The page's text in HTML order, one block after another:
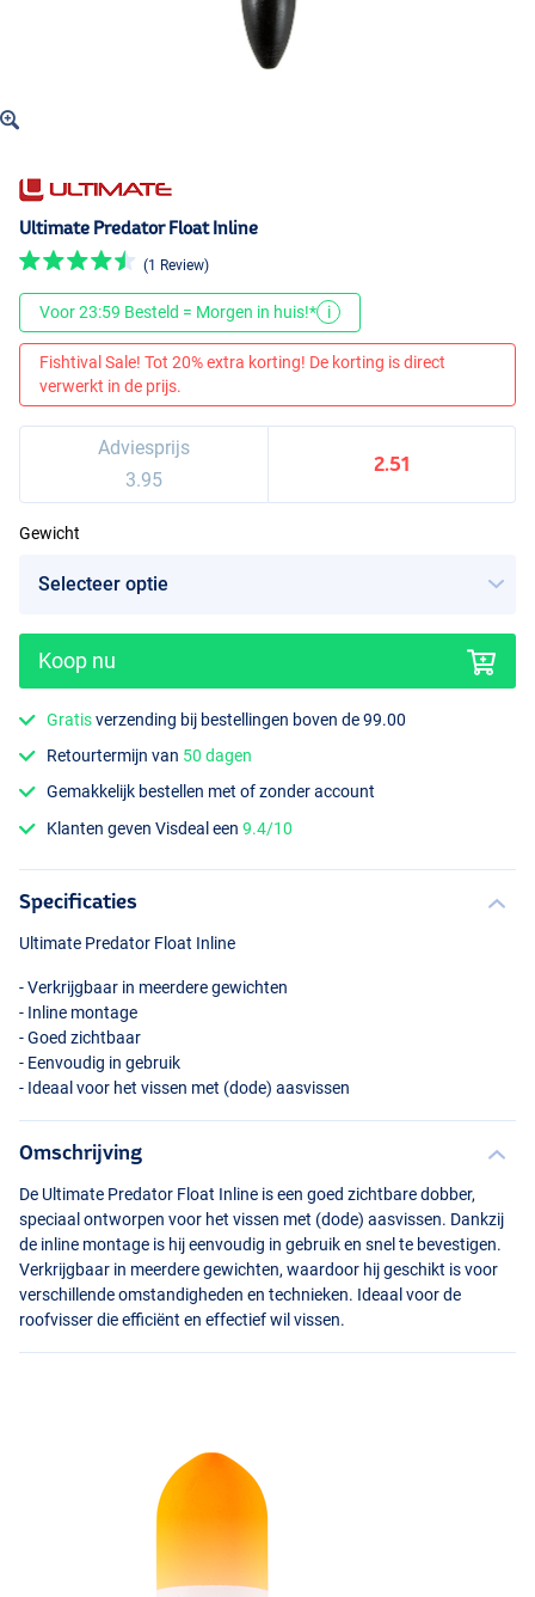
Ultimate Predator Float Inline
(1 Review)
Voor 23:59 Besteld = Morgen in huis!* i
Fishtival Sale! Tot 20% extra korting! De korting is direct
verwerkt in de prijs.
Adviesprijs
3.95
2.51
Gewicht
Koop nu
Gratisverzending bij bestellingen boven de 99.00
Retourtermijn van 50 dagen
Gemakkelijk bestellen met of zonder account
Klanten geven Visdeal een9.4/10
Specificaties
Ultimate Predator Float Inline
- Verkrijgbaar in meerdere gewichten
- Inline montage
- Goed zichtbaar
- Eenvoudig in gebruik
- Ideaal voor het vissen met (dode) aasvissen
Omschrijving
De Ultimate Predator Float Inline is een goed zichtbare dobber,
speciaal ontworpen voor het vissen met (dode) aasvissen. Dankzij
de inline montage is hij eenvoudig in gebruik en snel te bevestigen.
Verkrijgbaar in meerdere gewichten, waardoor hij geschikt is voor
verschillende omstandigheden en technieken. Ideaal voor de
roofvisser die efficiënt en effectief wil vissen.